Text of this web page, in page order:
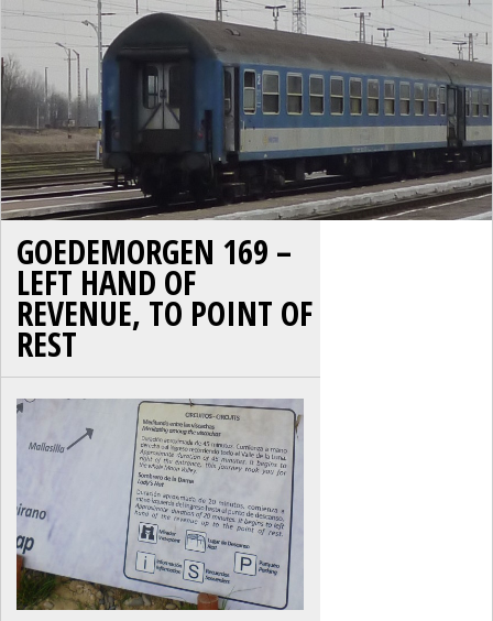
GOEDEMORGEN 169 –
LEFT HAND OF
REVENUE, TO POINT OF
REST